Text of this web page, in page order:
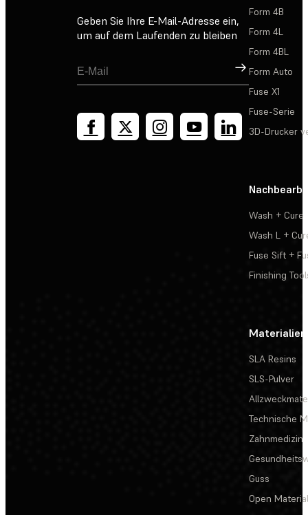
Geben Sie Ihre E-Mail-Adresse ein,
um auf dem Laufenden zu bleiben
Registrieren
Form 4B
Form 4L
Form 4BL
Form Auto
Fuse X1
Fuse-Serie
3D-Drucker
Wash + Cure
Wash L +
Fuse Sift +
Finishing
Materialien
SLA Resins
SLS-Pulver
Technische
Zahnmedizin
Guss
Open